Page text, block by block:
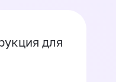
для